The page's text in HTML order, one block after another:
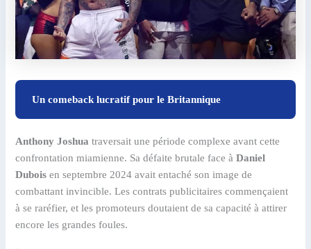
Un comeback lucratif pour le Britannique
Anthony Joshua traversait une période complexe avant cette
confrontation miamienne. Sa défaite brutale face àDaniel
Dubois en septembre 2024 avait entaché son image de
combattant invincible. Les contrats publicitaires commençaient
à se raréfier, et les promoteurs doutaient de sa capacité à attirer
encore les grandes foules.